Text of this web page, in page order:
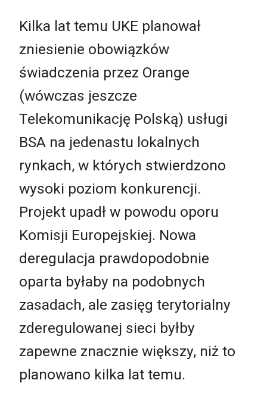
Kilka lat temu UKE planował
zniesienie obowiązków
świadczenia przez Orange
(wówczas jeszcze
Telekomunikację Polską) usługi
BSA na jedenastu lokalnych
rynkach, w których stwierdzono
wysoki poziom konkurencji.
Projekt upadł w powodu oporu
Komisji Europejskiej. Nowa
deregulacja prawdopodobnie
oparta byłaby na podobnych
zasadach, ale zasięg terytorialny
zderegulowanej sieci byłby
zapewne znacznie większy, niż to
planowano kilka lat temu.